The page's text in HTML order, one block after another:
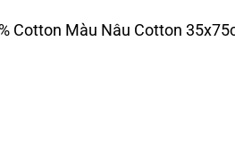
Cotton Màu Nâu Cotton